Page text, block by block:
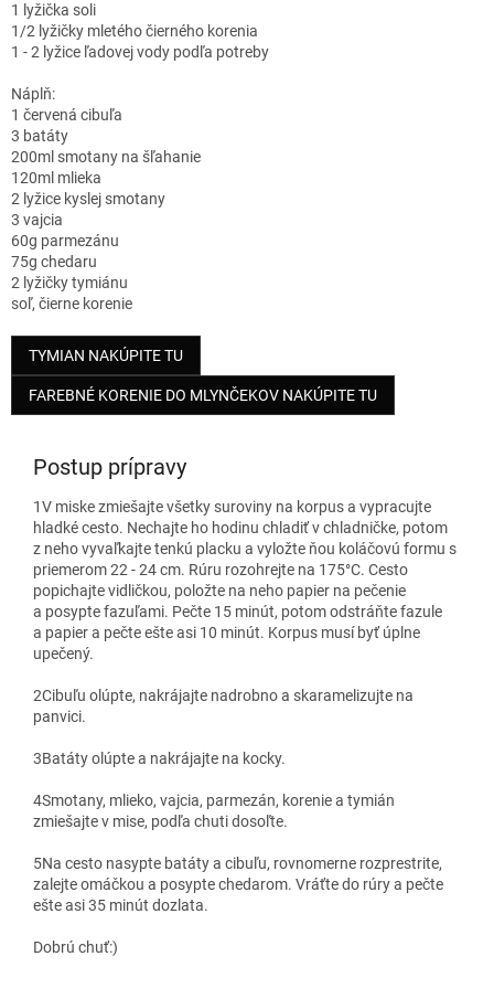
1 lyžička soli
1/2 lyžičky mletého čierného korenia
1 - 2 lyžice ľadovej vody podľa potreby
Náplň:
1 červená cibuľa
3 batáty
200ml smotany na šľahanie
120ml mlieka
2 lyžice kyslej smotany
3 vajcia
60g parmezánu
75g chedaru
2 lyžičky tymiánu
soľ, čierne korenie
TYMIAN NAKÚPITE TU
FAREBNÉ KORENIE DO MLYNČEKOV NAKÚPITE TU
Postup prípravy
1V miske zmiešajte všetky suroviny na korpus a vypracujte
hladké cesto. Nechajte ho hodinu chladiť v chladničke, potom
z neho vyvaľkajte tenkú placku a vyložte ňou koláčovú formu s
priemerom 22 - 24 cm. Rúru rozohrejte na 175°C. Cesto
popichajte vidličkou, položte na neho papier na pečenie
a posypte fazuľami. Pečte 15 minút, potom odstráňte fazule
a papier a pečte ešte asi 10 minút. Korpus musí byť úplne
upečený.
2Cibuľu olúpte, nakrájajte nadrobno a skaramelizujte na
panvici.
3Batáty olúpte a nakrájajte na kocky.
4Smotany, mlieko, vajcia, parmezán, korenie a tymián
zmiešajte v mise, podľa chuti dosoľte.
5Na cesto nasypte batáty a cibuľu, rovnomerne rozprestrite,
zalejte omáčkou a posypte chedarom. Vráťte do rúry a pečte
ešte asi 35 minút dozlata.
Dobrú chuť:)